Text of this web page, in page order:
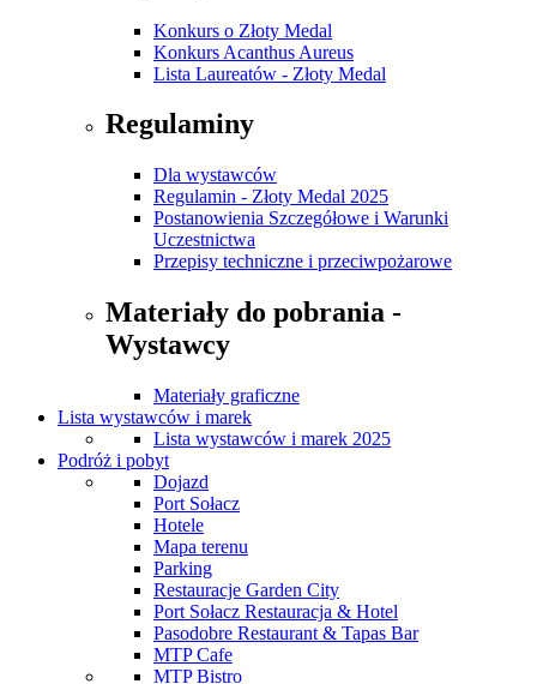
Konkurs o Złoty Medal
Konkurs Acanthus Aureus
Lista Laureatów - Złoty Medal
Regulaminy
Dla wystawców
Regulamin - Złoty Medal 2025
Postanowienia Szczegółowe i Warunki
Uczestnictwa
Przepisy techniczne i przeciwpożarowe
Materiały do pobrania -
Wystawcy
Materiały graficzne
Lista wystawców i marek
Lista wystawców i marek 2025
Podróż i pobyt
Dojazd
Port Sołacz
Hotele
Mapa terenu
Parking
Restauracje Garden City
Port Sołacz Restauracja & Hotel
Pasodobre Restaurant & Tapas Bar
MTP Cafe
MTP Bistro